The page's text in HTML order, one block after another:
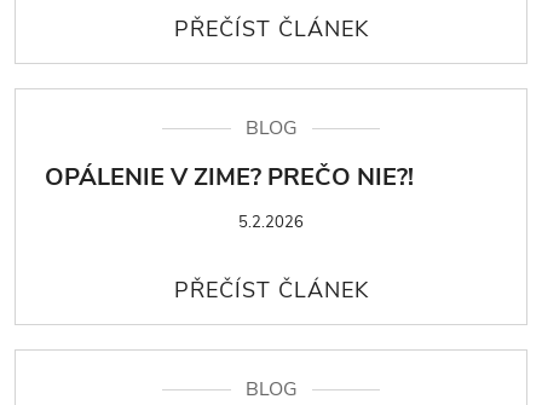
BLOG
OPÁLENIE V ZIME? PREČO NIE?!
5.2.2026
BLOG